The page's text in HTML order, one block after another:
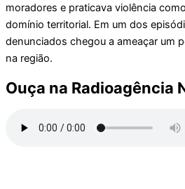
moradores e praticava violência
domínio territorial. Em um dos
denunciados chegou a ameaçar um
na região.
Ouça na Radioagência